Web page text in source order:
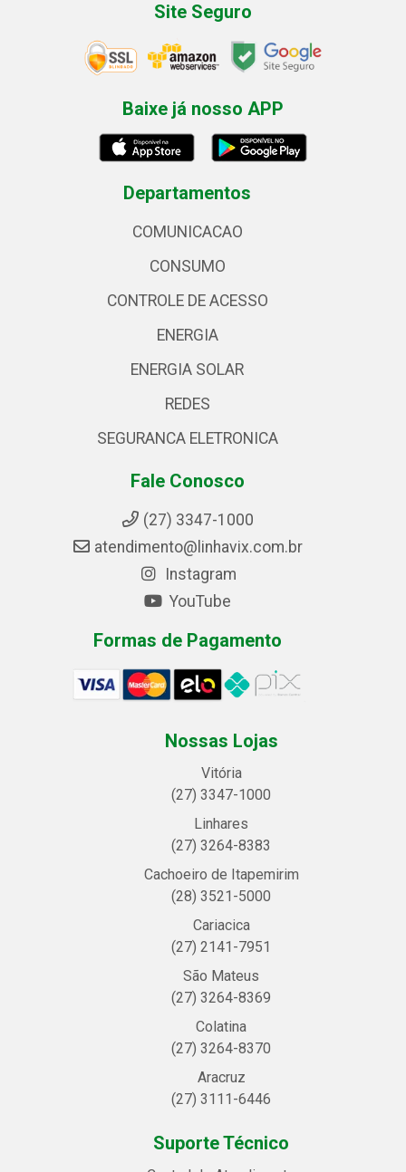
Site Seguro
Baixe já nosso APP
Departamentos
COMUNICACAO
CONSUMO
CONTROLE DE ACESSO
ENERGIA
ENERGIA SOLAR
REDES
SEGURANCA ELETRONICA
Fale Conosco
(27) 3347-1000
atendimento@linhavix.com.br
Instagram
YouTube
Formas de Pagamento
Nossas Lojas
Vitória
(27) 3347-1000
Linhares
(27) 3264-8383
Cachoeiro de Itapemirim
(28) 3521-5000
Cariacica
(27) 2141-7951
São Mateus
(27) 3264-8369
Colatina
(27) 3264-8370
Aracruz
(27) 3111-6446
Suporte Técnico